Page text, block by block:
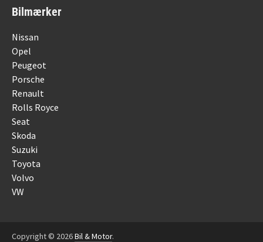
Bilmærker
Nissan
Opel
Peugeot
Porsche
Renault
Rolls Royce
Seat
Skoda
Suzuki
Toyota
Volvo
VW
Copyright © 2026Bil & Motor.